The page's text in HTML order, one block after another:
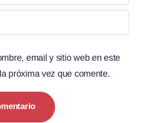
email y sitio web en este
próxima vez que comente.